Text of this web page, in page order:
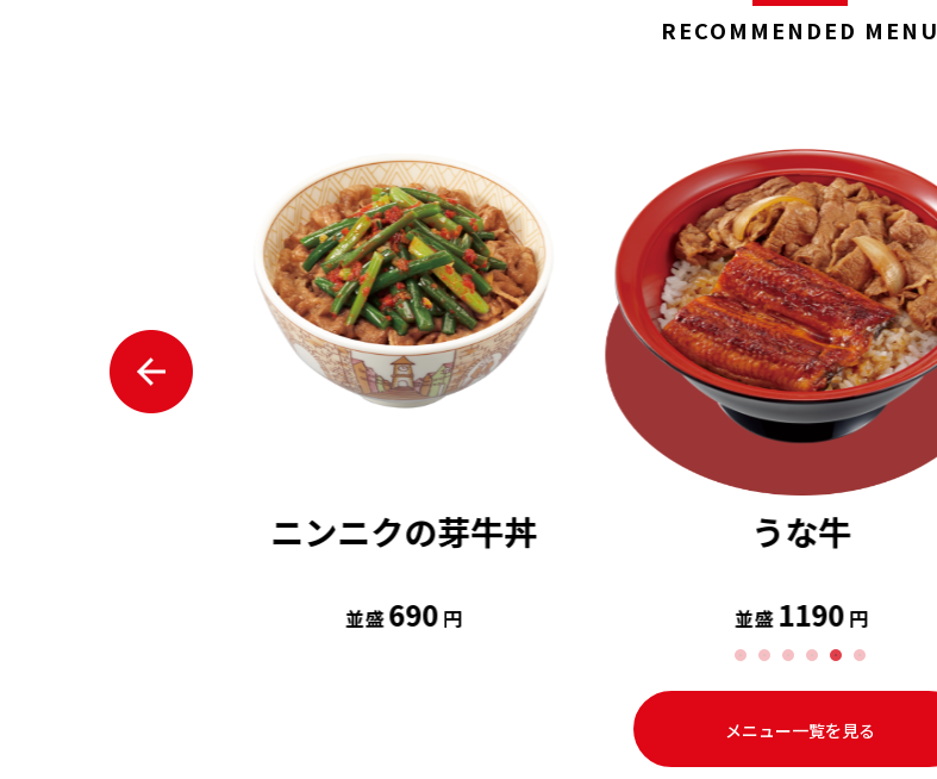
RECOMMENDED MENU
ニンニクの芽牛丼
並盛 690 円
うな牛
並盛 1190 円
メニュー一覧を見る